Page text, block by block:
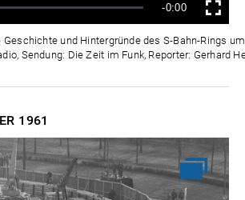
:
Verbleibende
Zeit
-0:00 Vollbild
Geschichte und Hintergründe des S-Bahn-Rings
Sendung: Die Zeit im Funk, Reporter: Gerhard
1961